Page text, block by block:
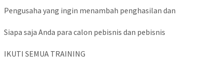
Pengusaha yang ingin menambah penghasilan dan
Siapa saja Anda para calon pebisnis dan pebisnis
IKUTI SEMUA TRAINING